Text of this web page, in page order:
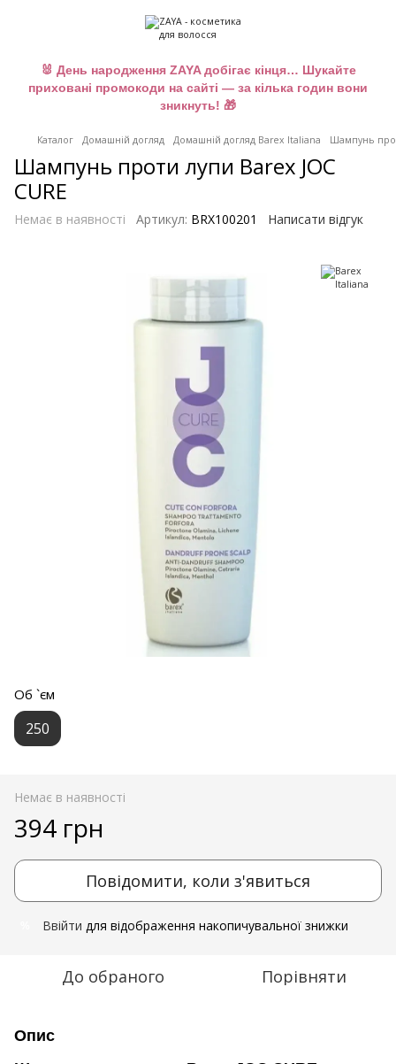
🐰 День народження ZAYA добігає кінця… Шукайте
приховані промокоди на сайті — за кілька годин вони
зникнуть! 🎁
Каталог Домашній догляд Домашній догляд Barex Italiana Шампунь
Шампунь проти лупи Barex JOC
CURE
Немає в наявності Артикул: BRX100201 Написати відгук
Об `єм
250
Немає в наявності
394 грн
Повідомити, коли з'явиться
Ввійти для відображення накопичувальної знижки
До обраного Порівняти
Опис